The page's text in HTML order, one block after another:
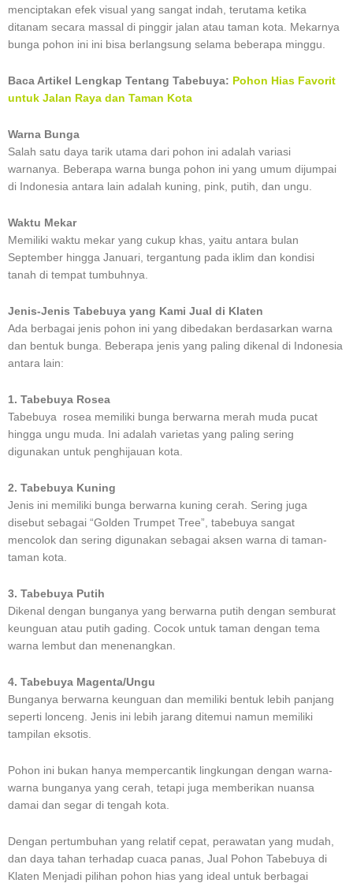
menciptakan efek visual yang sangat indah, terutama ketika
ditanam secara massal di pinggir jalan atau taman kota. Mekarnya
bunga pohon ini ini bisa berlangsung selama beberapa minggu.
Baca Artikel Lengkap Tentang Tabebuya: Pohon Hias Favorit
untuk Jalan Raya dan Taman Kota
Warna Bunga
Salah satu daya tarik utama dari pohon ini adalah variasi
warnanya. Beberapa warna bunga pohon ini yang umum dijumpai
di Indonesia antara lain adalah kuning, pink, putih, dan ungu.
Waktu Mekar
Memiliki waktu mekar yang cukup khas, yaitu antara bulan
September hingga Januari, tergantung pada iklim dan kondisi
tanah di tempat tumbuhnya.
Jenis-Jenis Tabebuya yang Kami Jual di Klaten
Ada berbagai jenis pohon ini yang dibedakan berdasarkan warna
dan bentuk bunga. Beberapa jenis yang paling dikenal di Indonesia
antara lain:
1. Tabebuya Rosea
Tabebuya rosea memiliki bunga berwarna merah muda pucat
hingga ungu muda. Ini adalah varietas yang paling sering
digunakan untuk penghijauan kota.
2. Tabebuya Kuning
Jenis ini memiliki bunga berwarna kuning cerah. Sering juga
disebut sebagai “Golden Trumpet Tree”, tabebuya sangat
mencolok dan sering digunakan sebagai aksen warna di taman-
taman kota.
3. Tabebuya Putih
Dikenal dengan bunganya yang berwarna putih dengan semburat
keunguan atau putih gading. Cocok untuk taman dengan tema
warna lembut dan menenangkan.
4. Tabebuya Magenta/Ungu
Bunganya berwarna keunguan dan memiliki bentuk lebih panjang
seperti lonceng. Jenis ini lebih jarang ditemui namun memiliki
tampilan eksotis.
Pohon ini bukan hanya mempercantik lingkungan dengan warna-
warna bunganya yang cerah, tetapi juga memberikan nuansa
damai dan segar di tengah kota.
Dengan pertumbuhan yang relatif cepat, perawatan yang mudah,
dan daya tahan terhadap cuaca panas, Jual Pohon Tabebuya di
Klaten Menjadi pilihan pohon hias yang ideal untuk berbagai